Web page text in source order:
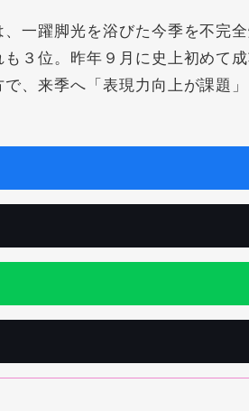
一躍脚光を浴びた今季を不完
３位。昨年９月に史上初めて
、来季へ「表現力向上が課題」